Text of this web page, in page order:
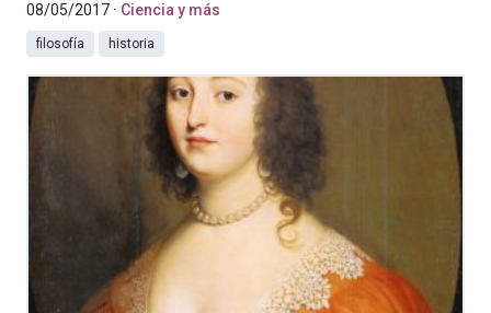
08/05/2017 Ciencia y más
filosofía historia